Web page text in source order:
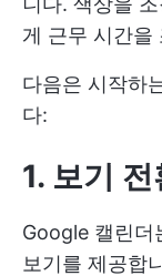
게 근무 시간을
다음은 시작하
다:
1. 보기
Google 캘린더
보기를 제공합